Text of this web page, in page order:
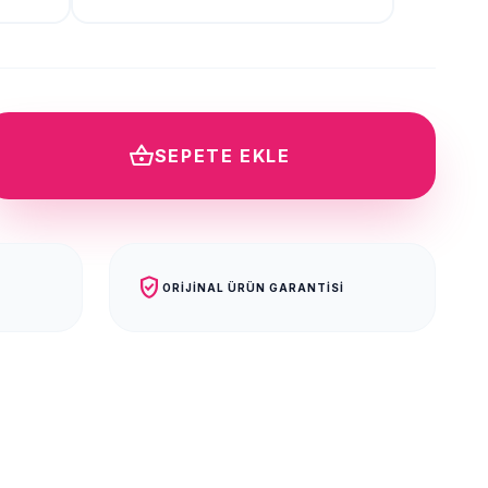
shopping_basketSEPETE EKLE
verified_user ORIJINAL ÜRÜN GARANTISI